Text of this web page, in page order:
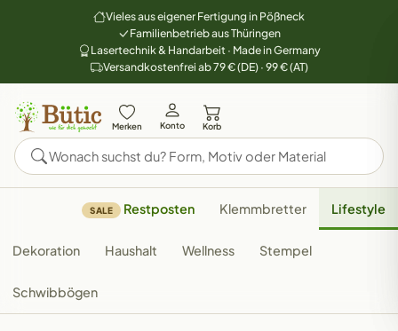
Vieles aus eigener Fertigung in Pößneck
Familienbetrieb aus Thüringen
Lasertechnik & Handarbeit · Made in Germany
Versandkostenfrei ab 79 € (DE) · 99 € (AT)
Merken Konto Korb
SALE Restposten Klemmbretter Lifestyle
Dekoration Haushalt Wellness Stempel
Schwibbögen